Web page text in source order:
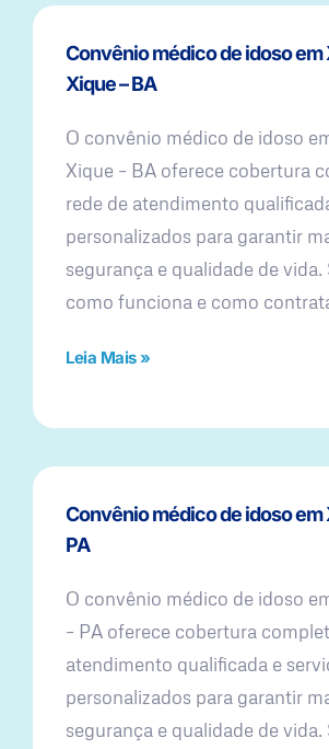
Convênio médico de idoso em
Xique – BA
O convênio médico de idoso
Xique – BA oferece cobertura
rede de atendimento
personalizados para garantir
segurança e qualidade de vida.
como funciona e como
Leia Mais »
Convênio médico de idoso em
PA
O convênio médico de idoso
– PA oferece cobertura
atendimento qualificada e
personalizados para garantir
segurança e qualidade de vida.